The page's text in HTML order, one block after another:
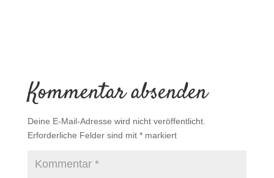
Kommentar absenden
Deine E-Mail-Adresse wird nicht veröffentlicht.
Erforderliche Felder sind mit *markiert